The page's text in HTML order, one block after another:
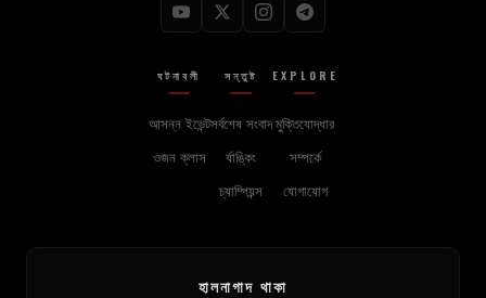
ঘটনাবলী
আসন্ন ইভেন্ট
ওজন ক্লাস
সন্তুষ্ট
সর্বশেষ সংবাদ
র্যাঙ্কিং
চ্যাম্পিয়ন্স
EXPLORE
মুক্তিযোদ্ধার
সম্পর্কে
যোগাযোগ
হালনাগাদ থাকা